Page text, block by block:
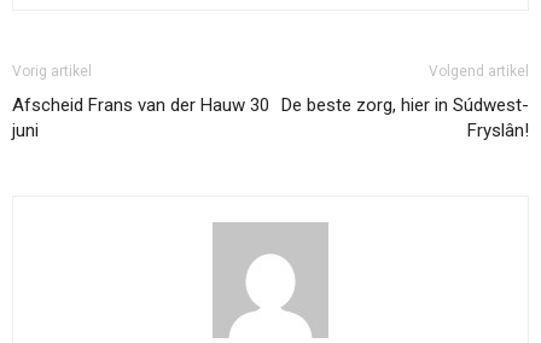
Vorig artikel
Afscheid Frans van der Hauw 30
juni
Volgend artikel
De beste zorg, hier in Súdwest-
Fryslân!